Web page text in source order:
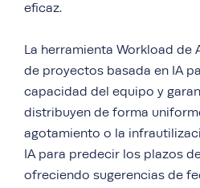
eficaz.
La herramienta Workload de
de proyectos basada en IA
capacidad del equipo y
distribuyen de forma
agotamiento o la
IA para predecir los plazos
ofreciendo sugerencias de